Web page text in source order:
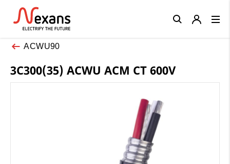
ACWU90
3C300(35) ACWU ACM CT 600V
Close